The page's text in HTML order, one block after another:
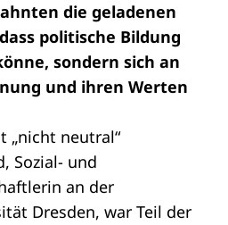
die geladenen
politische Bildung
sondern sich an
und ihren Werten
„nicht neutral“
Sozial- und
an der
Dresden, war Teil der